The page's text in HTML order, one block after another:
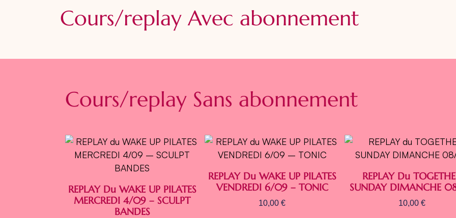
Cours/replay Avec abonnement
Cours/replay Sans abonnement
REPLAY Du WAKE UP PILATES
MERCREDI 4/09 – SCULPT
BANDES
REPLAY Du WAKE UP PILATES
VENDREDI 6/09 – TONIC
10,00€
REPLAY Du
SUNDAY DIMANCHE
10,00 €